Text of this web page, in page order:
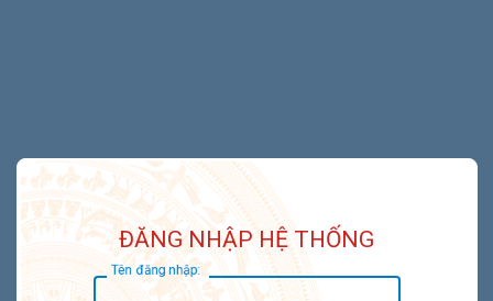
ĐĂNG NHẬP HỆ THỐNG
Tên đăng nhập: